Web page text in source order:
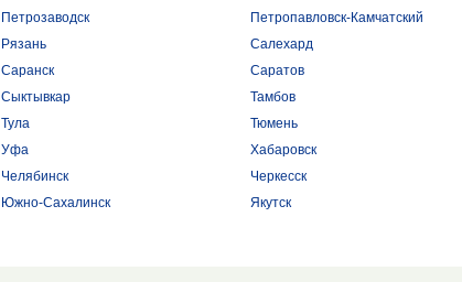
Петрозаводск
Петропавловск-Камчатский
Рязань
Салехард
Саранск
Саратов
Сыктывкар
Тамбов
Тула
Тюмень
Уфа
Хабаровск
Челябинск
Черкесск
Южно-Сахалинск
Якутск